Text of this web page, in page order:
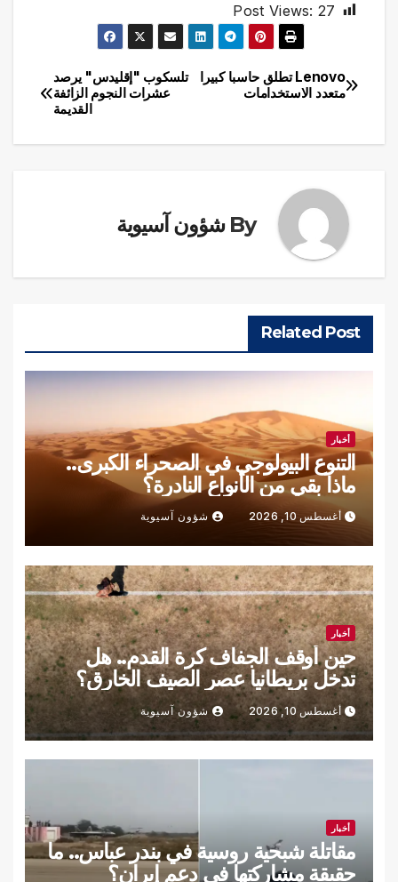
Post Views: 27
تصفّح
تلسكوب "إقليدس" يرصد
عشرات النجوم الزائفة
القديمة
Lenovo تطلق حاسبا كبيرا
متعدد الاستخدامات
By شؤون آسيوية
Related Post
أخبار
التنوع البيولوجي في الصحراء الكبرى..
ماذا بقي من الأنواع النادرة؟
أغسطس 10, 2026 شؤون آسيوية
أخبار
حين أوقف الجفاف كرة القدم.. هل
تدخل بريطانيا عصر الصيف الخارق؟
أغسطس 10, 2026 شؤون آسيوية
أخبار
مقاتلة شبحية روسية في بندر عباس.. ما
حقيقة مشاركتها في دعم إيران؟